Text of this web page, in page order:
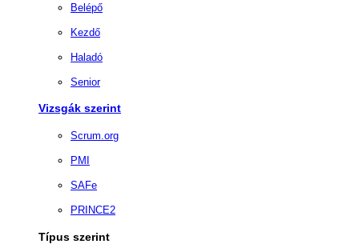
Belépő
Kezdő
Haladó
Senior
Vizsgák szerint
Scrum.org
PMI
SAFe
PRINCE2
Típus szerint